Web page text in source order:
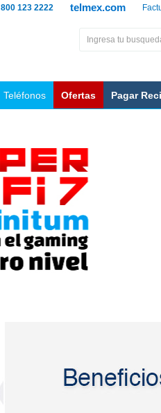
telmex.com
800 123 2222
Teléfonos Ofertas Pagar